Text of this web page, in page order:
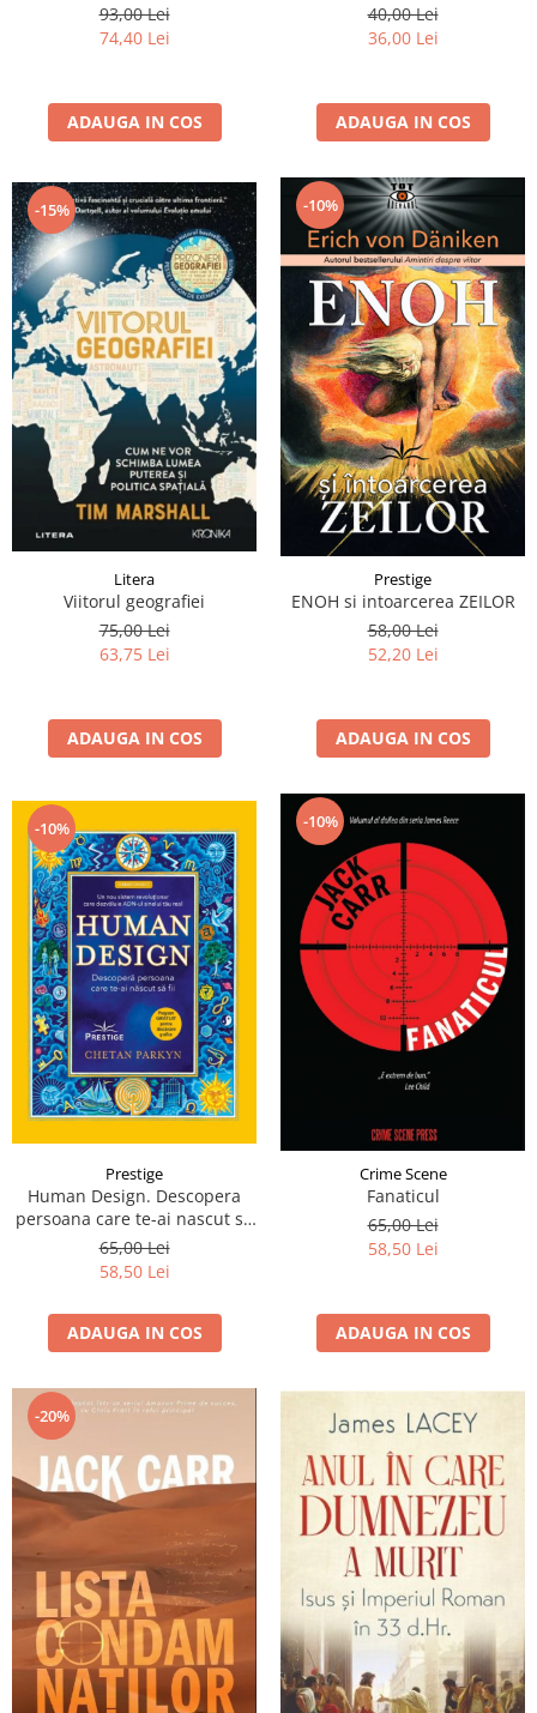
93,00 Lei
74,40 Lei
ADAUGA IN COS
40,00 Lei
36,00 Lei
ADAUGA IN COS
-15%
Litera
Viitorul geografiei
75,00 Lei
63,75 Lei
ADAUGA IN COS
-10%
Prestige
ENOH si intoarcerea ZEILOR
58,00 Lei
52,20 Lei
ADAUGA IN COS
-10%
Prestige
Human Design. Descopera
persoana care te-ai nascut sa
fii
65,00 Lei
58,50 Lei
ADAUGA IN COS
-10%
Crime Scene
Fanaticul
65,00 Lei
58,50 Lei
ADAUGA IN COS
-20%